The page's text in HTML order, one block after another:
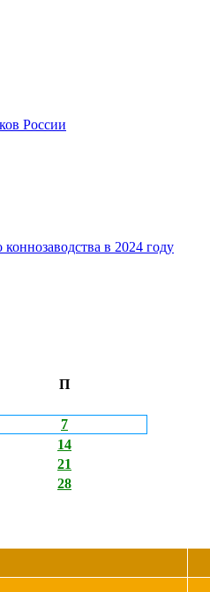
России
в 2024 году
П
7
14
21
28